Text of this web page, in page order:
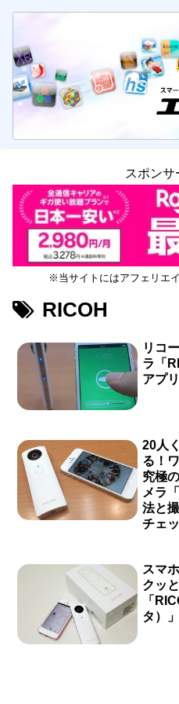
スポンサ
※当サイトにはアフェリエ
RICOH
リコ
ラ「
アプ
20人
る！
究極
メラ
法と
チェ
スマ
クッ
「
タ）